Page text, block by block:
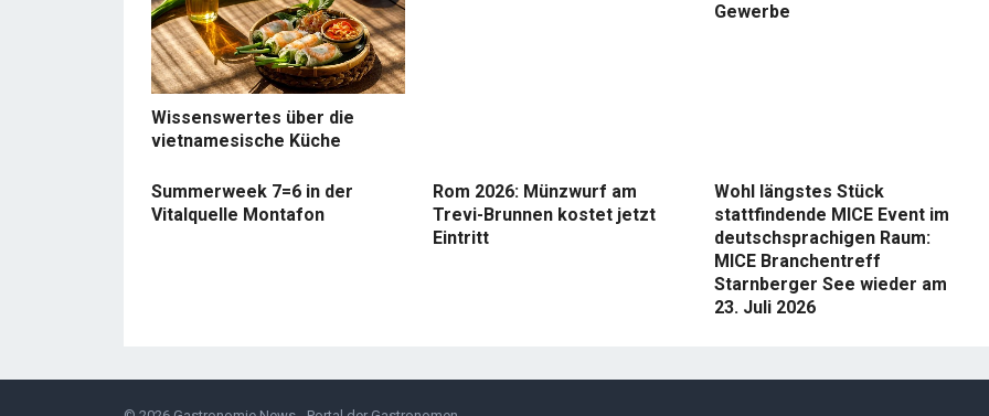
Wissenswertes über die
vietnamesische Küche
Gewerbe
Summerweek 7=6 in der
Vitalquelle Montafon
Rom 2026: Münzwurf am
Trevi-Brunnen kostet jetzt
Eintritt
Wohl längstes Stück
stattfindende MICE Event im
deutschsprachigen Raum:
MICE Branchentreff
Starnberger See wieder am
23. Juli 2026